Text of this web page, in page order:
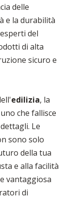
delle
e la durabilità
del
di alta
sicuro e
edilizia, la
che fallisce
Le
sono solo
della tua
e alla facilità
vantaggiosa
di